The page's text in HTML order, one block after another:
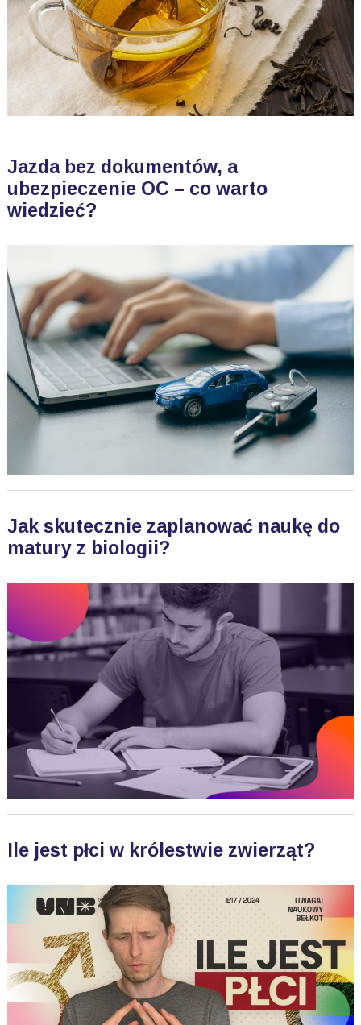
Jazda bez dokumentów, a
ubezpieczenie OC – co warto
wiedzieć?
Jak skutecznie zaplanować naukę do
matury z biologii?
Ile jest płci w królestwie zwierząt?